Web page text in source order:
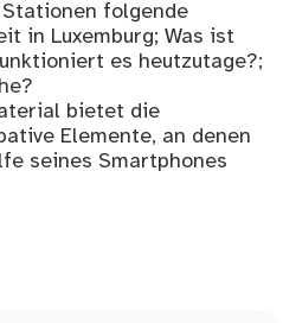
folgende
in Luxemburg; Was ist
es heutzutage?;
bietet die
Elemente, an denen
seines Smartphones